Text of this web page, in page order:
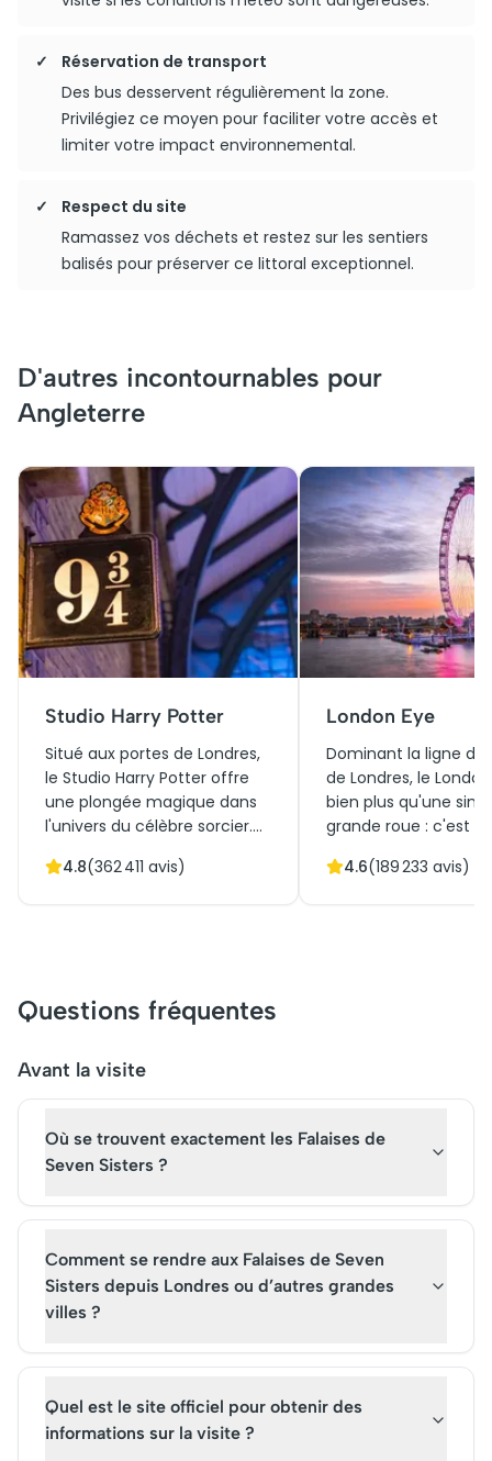
Réservation de transport
Des bus desservent régulièrement la zone.
Privilégiez ce moyen pour faciliter votre accès et
limiter votre impact environnemental.
Respect du site
Ramassez vos déchets et restez sur les sentiers
balisés pour préserver ce littoral exceptionnel.
D'autres incontournables pour
Angleterre
Studio Harry Potter
Situé aux portes de Londres,
le Studio Harry Potter offre
une plongée magique dans
l'univers du célèbre sorcier.
Studio Harry Potter, c'est
secrets de tournage, décors
impressionnants et objets
Salle ou le Chemin de
réveille l'enchantement
créatif de J.K. Rowling.
4.8(362 411 avis)
London Eye
Dominant la ligne
de Londres, le
bien plus qu'une
grande roue : c'est
ville. Avec ses
incontournable pour
4.6(189 233 avis)
Questions fréquentes
Avant la visite
Où se trouvent exactement les Falaises de
Seven Sisters ?
Comment se rendre aux Falaises de Seven
Sisters depuis Londres ou d’autres grandes
villes ?
Quel est le site officiel pour obtenir des
informations sur la visite ?